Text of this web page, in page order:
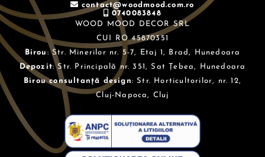
contact@woodmood.com.ro
0740083848
WOOD MOOD DECOR SRL
CUI RO 45870351
Birou : Str. Minerilor nr. 5-7, Etaj 1, Brad, Hunedoara
Depozit: Str. Principală nr. 351, Sat Țebea, Hunedoara
Birou consultanță design: Str. Horticultorilor, nr. 12,
Cluj-Napoca, Cluj